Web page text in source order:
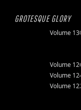
GROTESQUE GLORY
Volume 130
Volume 126
Volume 124
Volume 122